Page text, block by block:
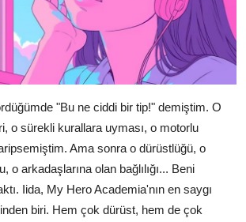
"Bu ne ciddi bir tip!" demiştim. O
o sürekli kurallara uyması, o motorlu
Ama sonra o dürüstlüğü, o
o arkadaşlarına olan bağlılığı... Beni
Iida, My Hero Academia'nın en saygı
biri. Hem çok dürüst, hem de çok